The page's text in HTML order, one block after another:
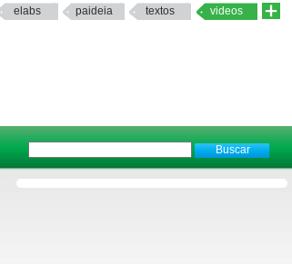
elabs paideia textos videos